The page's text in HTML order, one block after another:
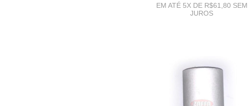
EM ATÉ 5X DE R$61,80 SEM
JUROS